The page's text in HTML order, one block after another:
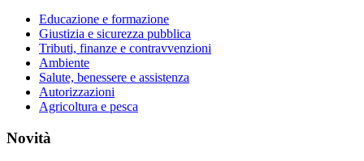
Educazione e formazione
Giustizia e sicurezza pubblica
Tributi, finanze e contravvenzioni
Ambiente
Salute, benessere e assistenza
Autorizzazioni
Agricoltura e pesca
Novità